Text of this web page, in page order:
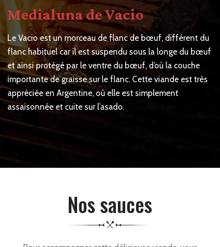
Medialuna de Vacio
Le Vacio est un morceau de flanc de bœuf, différent du
flanc habituel car il est suspendu sous la longe du bœuf
et ainsi protégé par le ventre du bœuf, d’où la couche
importante de graisse sur le flanc. Cette viande est très
appréciée en Argentine, où elle est simplement
assaisonnée et cuite sur l’asado.
Nos sauces